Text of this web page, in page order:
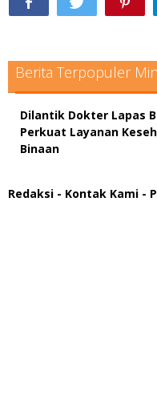
Berita Terpopuler
Dilantik Dokter Lapas
Perkuat Layanan
Binaan
Redaksi - Kontak Kami -